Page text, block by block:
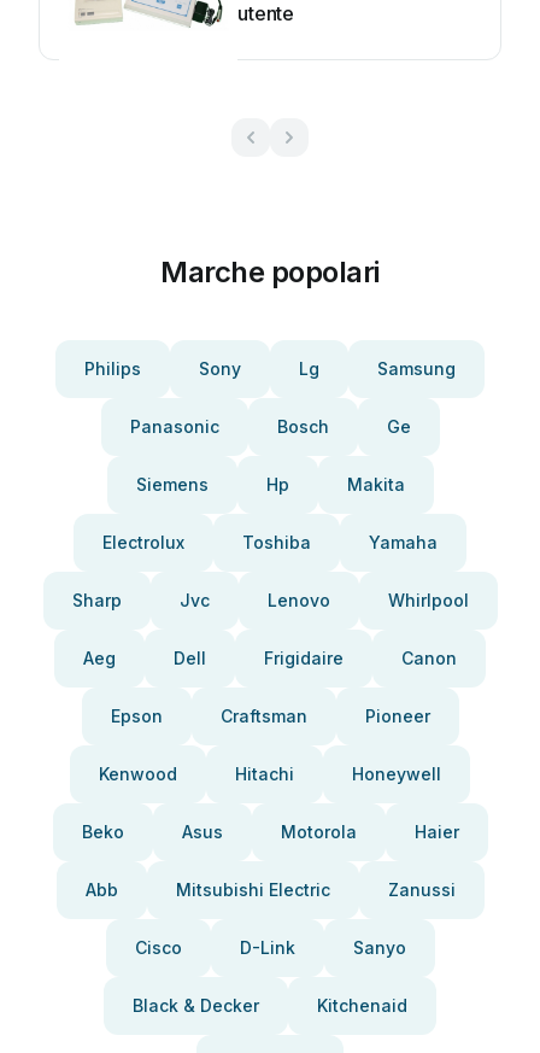
utente
Marche popolari
Philips Sony Lg Samsung
Panasonic Bosch Ge
Siemens Hp Makita
Electrolux Toshiba Yamaha
Sharp Jvc Lenovo Whirlpool
Aeg Dell Frigidaire Canon
Epson Craftsman Pioneer
Kenwood Hitachi Honeywell
Beko Asus Motorola Haier
Abb Mitsubishi Electric Zanussi
Cisco D-Link Sanyo
Black & Decker Kitchenaid